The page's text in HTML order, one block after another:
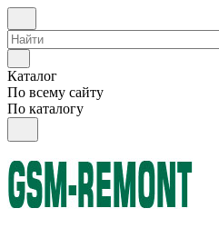
Каталог
По всему сайту
По каталогу